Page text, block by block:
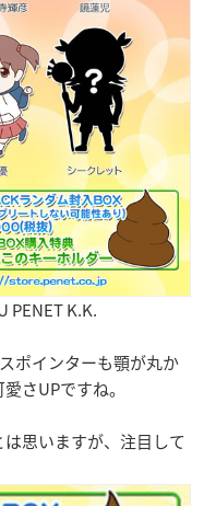
PENET K.K.
ポインターも顎が丸か
さUPですね。
思いますが、注目して